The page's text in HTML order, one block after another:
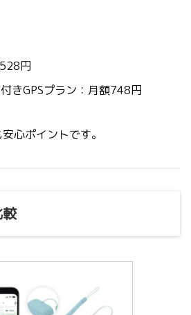
円
きGPSプラン：月額748円
心ポイントです。